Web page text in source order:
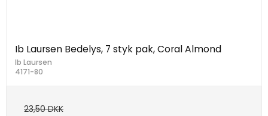
Ib Laursen Bedelys, 7 styk pak, Coral Almond
Ib Laursen
4171-80
23,50 DKK